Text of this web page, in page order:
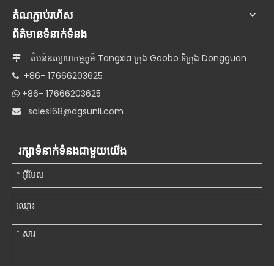
តំណភ្ជាប់រហ័ស
ព័ត៌មានទំនាក់ទំនង
 តំបន់ឧស្សាហកម្មភូមិ Tangxia ក្រុង Gaobo ទីក្រុង Dongguan
 +86- 17666203625
 +86- 17666203625
 sales168@dgsunli.com
រក្សាទំនាក់ទំនងជាមួយយើង